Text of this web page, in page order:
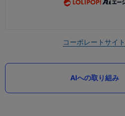
コーポレートサイト
AIへの取り組み